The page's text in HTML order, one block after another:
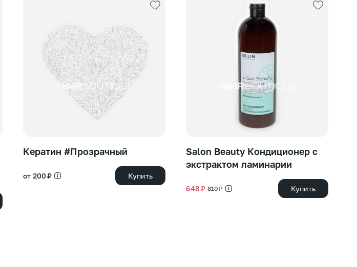
Кератин #Прозрачный
от 200 ₽ Купить
Salon Beauty Кондиционер с
экстрактом ламинарии
648 ₽ 810 ₽ Купить